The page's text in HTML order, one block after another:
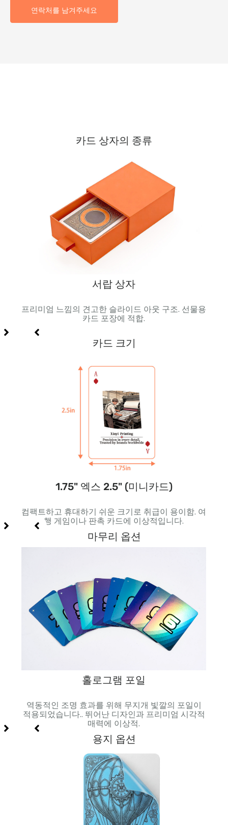
연락처를 남겨주세요
카드 상자의 종류
서랍 상자
프리미엄 느낌의 견고한 슬라이드 아웃 구조. 선물용
카드 포장에 적합.
카드 크기
1.75" 엑스 2.5" (미니카드)
컴팩트하고 휴대하기 쉬운 크기로 취급이 용이함. 여
행 게임이나 판촉 카드에 이상적입니다.
마무리 옵션
홀로그램 포일
역동적인 조명 효과를 위해 무지개 빛깔의 포일이
적용되었습니다.. 뛰어난 디자인과 프리미엄 시각적
매력에 이상적.
용지 옵션